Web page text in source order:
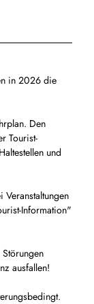
in 2026 die
Den
Tourist-
und
Information"
ausfallen!